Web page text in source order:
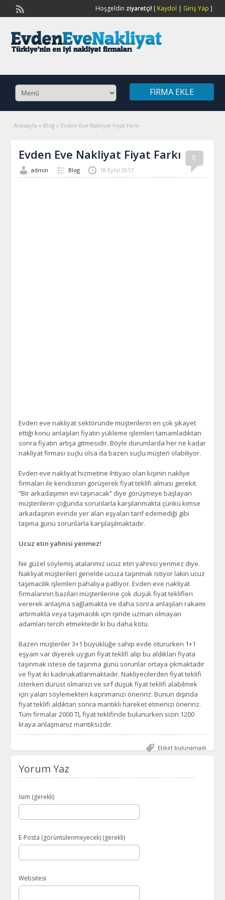
Hoşgeldin ziyaretçi![ Kaydol | Giriş Yap ]
FIRMA EKLE
Anasayfa » Blog » Evden Eve Nakliyat Fiyat Farkı
0
Evden Eve Nakliyat Fiyat Farkı
admin Blog 18 Eylül 2017
Evden eve nakliyat sektöründe müşterilerin en çok şikayet
ettiği konu anlaşılan fiyatın yükleme işlemleri tamamladıktan
sonra fiyatın artışa gitmesidir. Böyle durumlarda her ne kadar
nakliyat firması suçlu olsa da bazen suçlu müşteri olabiliyor.
Evden eve nakliyat hizmetine ihtiyacı olan kişinin nakliye
firmaları ile kendisinin görüşerek fiyat teklifi alması gerekit.
“Bir arkadaşımın evi taşınacak” diye görüşmeye başlayan
müşterilerin çoğunda sorunlarla karşılanmakta çünkü kimse
arkadaşının evinde yer alan eşyaları tarif edemediği gibi
taşıma günü sorunlarla karşılaşılmaktadır.
Ucuz etin yahnisi yenmez!
Ne güzel söylemiş atalarımız ucuz etin yahnisi yenmez diye.
Nakliyat müşterileri genelde ucuza taşınmak istiyor lakin ucuz
taşımacılık işlemleri pahalıya patlıyor. Evden eve nakliyat
firmalarının bazıları müşterilerine çok düşük fiyat teklifleri
vererek anlaşma sağlamakta ve daha sonra anlaşılan rakamı
artırmakta veya taşımacılık için işinde uzman olmayan
adamları tercih etmektedir ki bu daha kötü.
Bazen müşteriler 3+1 büyüklüğe sahip evde otururken 1+1
eşyam var diyerek uygun fiyat teklifi alıp bu aldıkları fiyata
taşınmak istese de taşınma günü sorunlar ortaya çıkmaktadır
ve fiyat iki kadınakatlanmaktadır. Nakliyecilerden fiyat teklifi
isterken dürüst olmanızı ve sırf düşük fiyat teklifi alabilmek
için yalan söylemekten kaçınmanızı öneririz. Bunun dışında
fiyat teklifi aldıktan sonra mantıklı hareket etmenizi öneririz.
Tüm firmalar 2000 TL fiyat teklifinde bulunurken sizin 1200
liraya anlaşmanız mantıksızdır.
Etiket bulunamadı
Yorum Yaz
İsim (gerekli)
E-Posta (görüntülenmeyecek) (gerekli)
Websitesi